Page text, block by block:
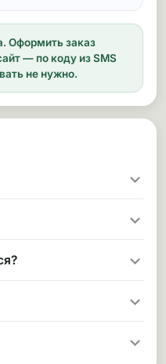
Оформить заказ
— по коду из SMS
не нужно.